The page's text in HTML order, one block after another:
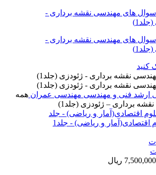
کنید
ارشد فنی و مهندسی مهندسی عمران همه
برداری – ژئودزی (جلد1)
و ریاضی) - جلد1
7,500,000 ریال